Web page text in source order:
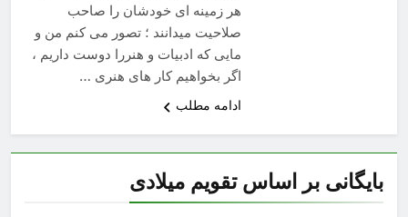
هر زمینه ای خودشان را صاحب
صلاحیت میدانند ؛ تصور می کنم من و
مایی که ادبیات و هنررا دوست داریم ،
اگر بخواهیم کار های هنری …
ادامه مطلب
بایگانی بر اساس تقویم میلادی